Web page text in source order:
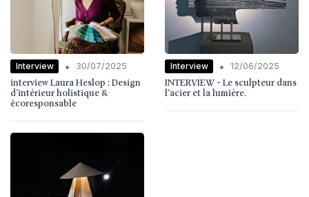
Interview • 30/07/2025
interview Laura Heslop : Design
d’intérieur holistique &
écoresponsable
Interview • 12/06/2025
INTERVIEW - Le sculpteur dans
l'acier et la lumière.